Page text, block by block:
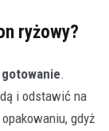
ryżowy?
.
i odstawić na
gdyż